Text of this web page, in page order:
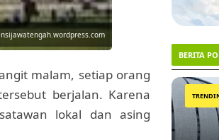
malam, setiap orang
berjalan. Karena
lokal dan asing
BERITA
TRENDING #1